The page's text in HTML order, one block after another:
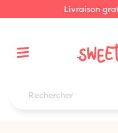
Livraison